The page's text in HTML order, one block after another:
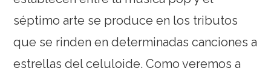
séptimo arte se produce en los tributos
que se rinden en determinadas canciones a
estrellas del celuloide. Como veremos a